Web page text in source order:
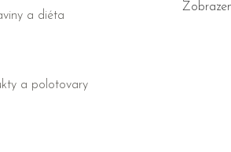
a diéta
a polotovary